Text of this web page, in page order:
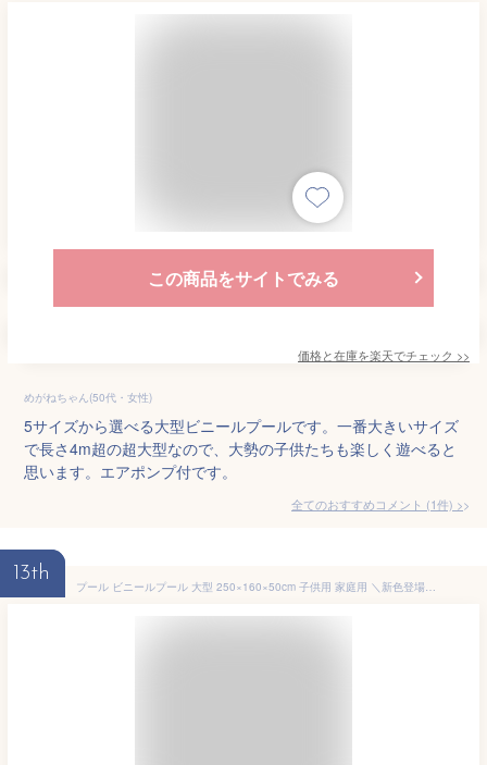
この商品をサイトでみる
価格と在庫を楽天でチェック >>
めがねちゃん(50代・女性)
5サイズから選べる大型ビニールプールです。一番大きいサイズ
で長さ4m超の超大型なので、大勢の子供たちも楽しく遊べると
思います。エアポンプ付です。
全てのおすすめコメント (1件) >
13th
プール ビニールプール 大型 250×160×50cm 子供用 家庭用 ＼新色登場／ 『子供たちを笑顔にするハッピーファミリープール』 ファミリープール 子供用プール 四角いプール 世界シェア約60％独占契約店 15時迄のご注文・決済確定・翌日指定で当日発送